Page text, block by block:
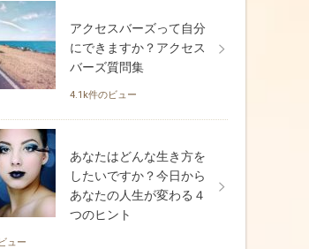
アクセスバーズって自分
にできますか？アクセス
バーズ質問集
4.1k件のビュー
あなたはどんな生き方を
したいですか？今日から
あなたの人生が変わる４
つのヒント
ュー